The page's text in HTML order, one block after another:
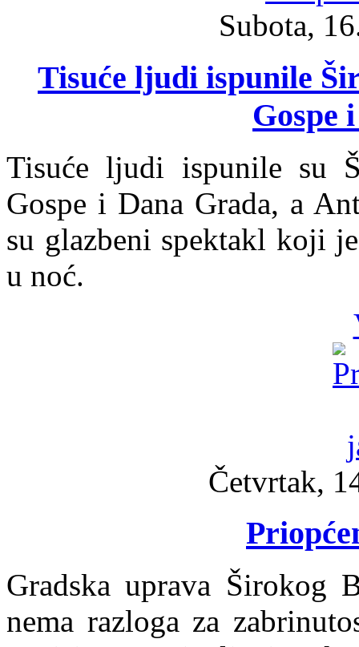
Subota,
Tisuće ljudi ispunile
Gospe
Tisuće ljudi ispunile su
Gospe i Dana Grada, a
su glazbeni spektakl koji
u noć.
Četvrtak,
Gradska uprava Širokog
nema razloga za